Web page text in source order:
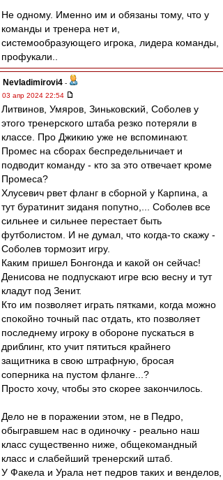
Не одному. Именно им и обязаны тому, что у
команды и тренера нет и,
системообразующего игрока, лидера команды,
профукали..
Nevladimirovi4 -
03 апр 2024 22:54
Литвинов, Умяров, Зиньковский, Соболев у
этого тренерского штаба резко потеряли в
классе. Про Джикию уже не вспоминают.
Промес на сборах беспредельничает и
подводит команду - кто за это отвечает кроме
Промеса?
Хлусевич рвет фланг в сборной у Карпина, а
тут буратинит зиданя попутно,... Соболев все
сильнее и сильнее перестает быть
футболистом. И не думал, что когда-то скажу -
Соболев тормозит игру.
Каким пришел Бонгонда и какой он сейчас!
Денисова не подпускают игре всю весну и тут
кладут под Зенит.
Кто им позволяет играть пятками, когда можно
спокойно точный пас отдать, кто позволяет
последнему игроку в обороне пускаться в
дриблинг, кто учит пятиться крайнего
защитника в свою штрафную, бросая
соперника на пустом фланге...?
Просто хочу, чтобы это скорее закончилось.
Дело не в поражении этом, не в Педро,
обыгравшем нас в одиночку - реально наш
класс существенно ниже, общекомандный
класс и слабейший тренерский штаб.
У Факела и Урала нет педров таких и венделов,